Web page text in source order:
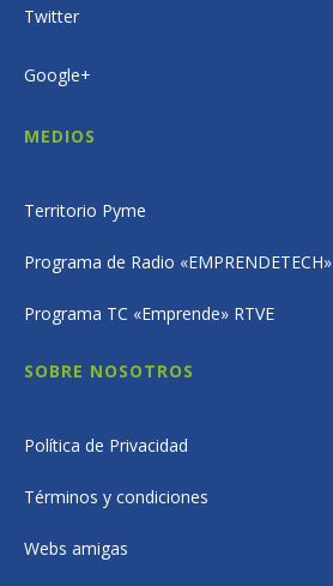
Twitter
Google+
MEDIOS
Territorio Pyme
Programa de Radio «EMPRENDETECH»
Programa TC «Emprende» RTVE
SOBRE NOSOTROS
Política de Privacidad
Términos y condiciones
Webs amigas